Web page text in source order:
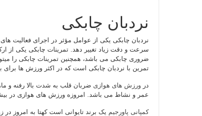
نردبان چابکی
نردبان چابکی یکی از عوامل مؤثر در اجرای فعالیت
سرعت و دقت زیاد تغییر دهد. تمرینات چابکی یکی از
ضروری چابکی می باشد، همچنین تمرینات چابکی را
تمرین با نردبان چابکی است که در اکثر ورزش ها
در ورزش های هوازی ضربان قلب به شدت بالا رفنه و
عمر و نشاط می باشد. امروزه ورزش های هوازی در
کمپانی پاورجیم یک برند تایوانی است کهتا به امروز